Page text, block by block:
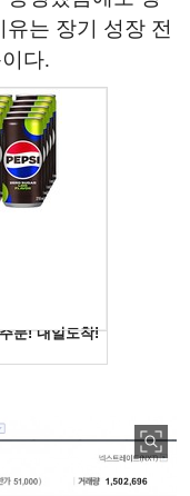
는 장기 성장 전
다.